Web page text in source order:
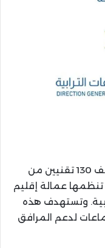
أعلن عن فتح باب الترشح لمباراة توظيف 130 تقنيين من
تنظمها عمالة إقليم
وتستهدف هذه
لدعم المرافق